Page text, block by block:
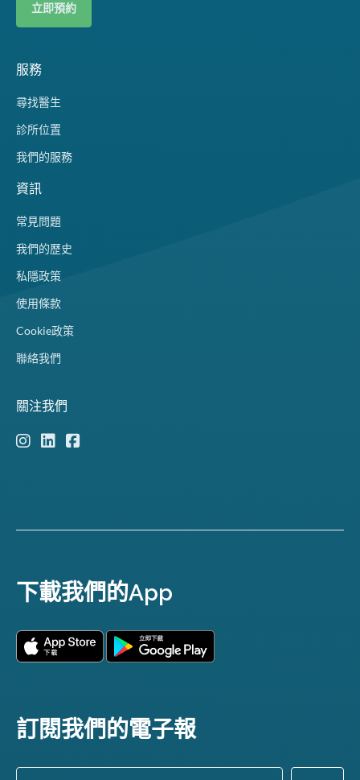
立即預約
服務
尋找醫生
診所位置
我們的服務
資訊
常見問題
我們的歷史
私隱政策
使用條款
Cookie政策
聯絡我們
關注我們
下載我們的App
訂閱我們的電子報